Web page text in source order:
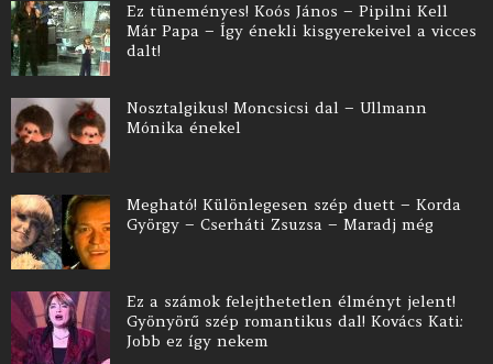
Ez tüneményes! Koós János – Pipilni Kell
Már Papa – Így énekli kisgyerekeivel a vicces
dalt!
Nosztalgikus! Moncsicsi dal – Ullmann
Mónika énekel
Megható! Különlegesen szép duett – Korda
György – Cserháti Zsuzsa – Maradj még
Ez a számok felejthetetlen élményt jelent!
Gyönyörű szép romantikus dal! Kovács Kati:
Jobb ez így nekem